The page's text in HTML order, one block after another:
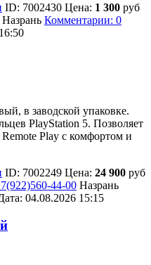
ID: 7002430 Цена: 1 300 руб
Назрань Комментарии: 0
16:50
в заводской упаковке.
PlayStation 5. Позволяет
Play с комфортом и
ID: 7002249 Цена: 24 900 руб
44-00 Назрань
04.08.2026 15:15